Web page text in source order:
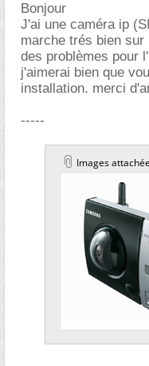
Bonjour
J'ai une caméra ip
marche trés bien
des problèmes pour
j'aimerai bien que
installation. merci
-----
Images